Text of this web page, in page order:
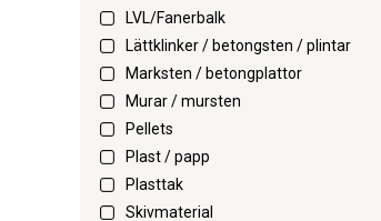
LVL/Fanerbalk
Lättklinker / betongsten / plintar
Marksten / betongplattor
Murar / mursten
Pellets
Plast / papp
Plasttak
Skivmaterial